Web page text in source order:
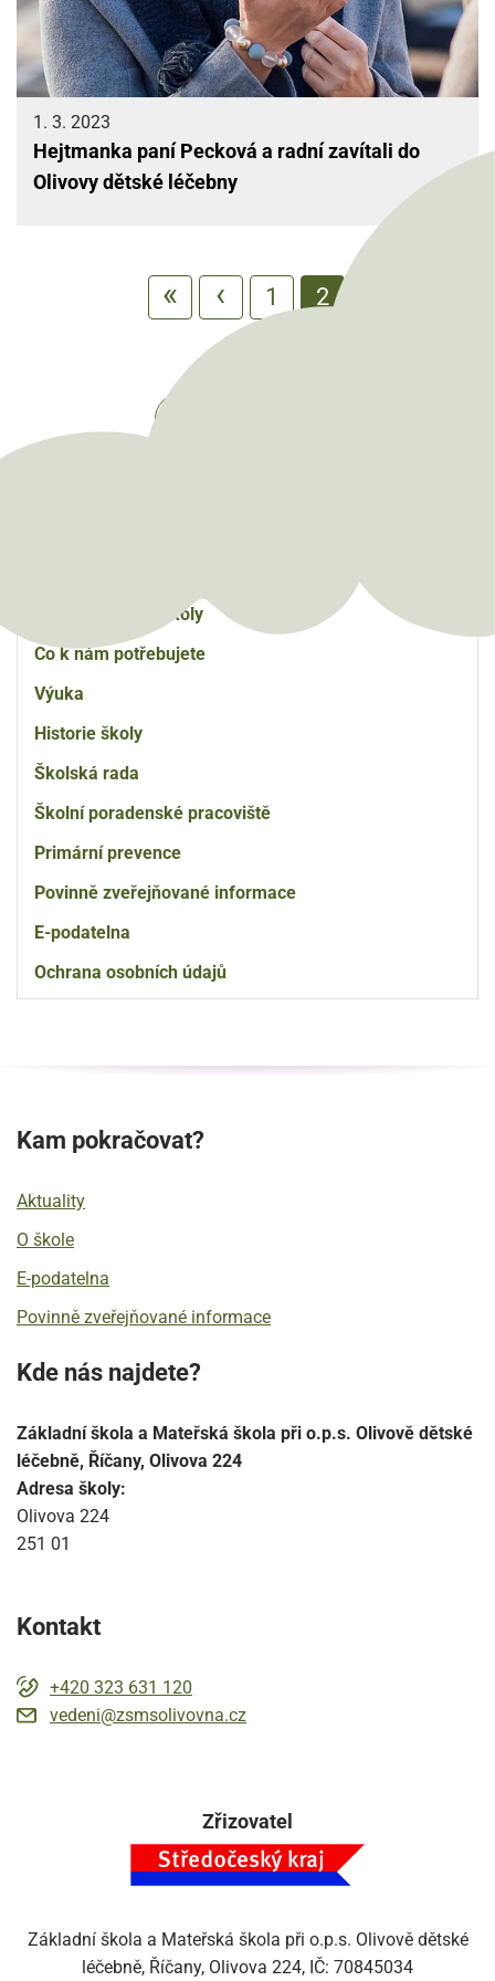
Charakteristika školy
Co k nám potřebujete
Výuka
Historie školy
Školská rada
Školní poradenské pracoviště
Primární prevence
Povinně zveřejňované informace
E-podatelna
Ochrana osobních údajů
1. 3. 2023
Hejtmanka paní Pecková a radní zavítali do
Olivovy dětské léčebny
First page
« Předchozí stránka
‹ Page
1
Aktuální
2
Kam pokračovat?
Aktuality
O škole
E-podatelna
Povinně zveřejňované informace
Kde nás najdete?
Základní škola a Mateřská škola při o.p.s. Olivově dětské
léčebně, Říčany, Olivova 224
Adresa školy:
Olivova 224
251 01
Kontakt
+420 323 631 120
vedeni@zsmsolivovna.cz
Zřizovatel
Základní škola a Mateřská škola při o.p.s. Olivově dětské
léčebně, Říčany, Olivova 224, IČ: 70845034